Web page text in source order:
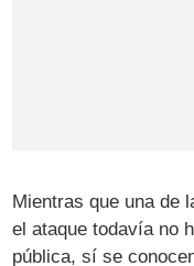
Mientras que una de
el ataque todavía no
pública, sí se